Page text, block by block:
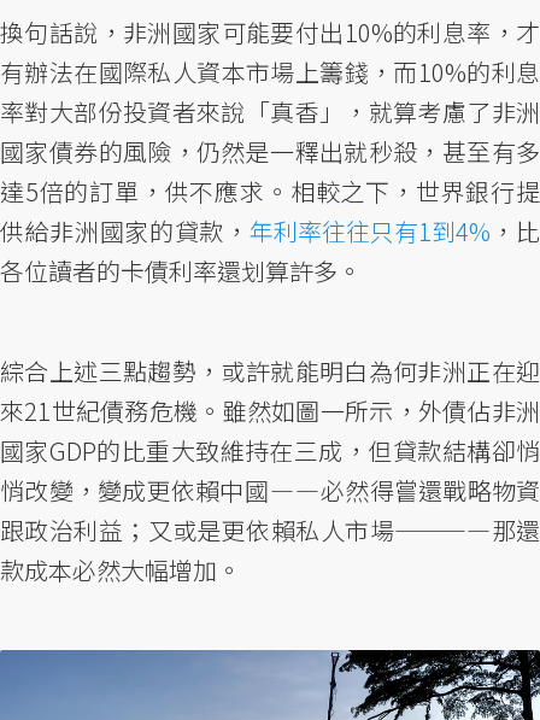
換句話說，非洲國家可能要付出10%的利息率，才
有辦法在國際私人資本市場上籌錢，而10%的利息
率對大部份投資者來說「真香」，就算考慮了非洲
國家債券的風險，仍然是一釋出就秒殺，甚至有多
達5倍的訂單，供不應求。相較之下，世界銀行提
供給非洲國家的貸款， 年利率往往只有1到4% ，比
各位讀者的卡債利率還划算許多。
綜合上述三點趨勢，或許就能明白為何非洲正在迎
來21世紀債務危機。雖然如圖一所示，外債佔非洲
國家GDP的比重大致維持在三成，但貸款結構卻悄
悄改變，變成更依賴中國 — — 必然得嘗還戰略物資
跟政治利益；又或是更依賴私人市場————那還
款成本必然大幅增加。